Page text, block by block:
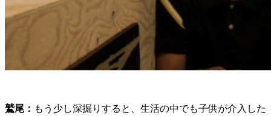
鷲尾： もう少し深掘りすると、生活の中でも子供が介入した